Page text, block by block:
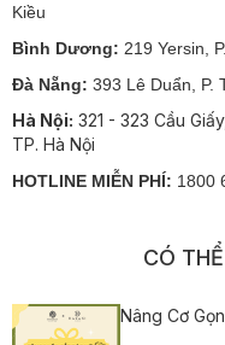
Kiều
Bình Dương: 219 Yersin,
Đà Nẵng: 393 Lê Duẩn,
Hà Nội: 321 - 323 Cầu
TP. Hà Nội
HOTLINE MIỄN PHÍ: 1800
CÓ
Nâng Cơ